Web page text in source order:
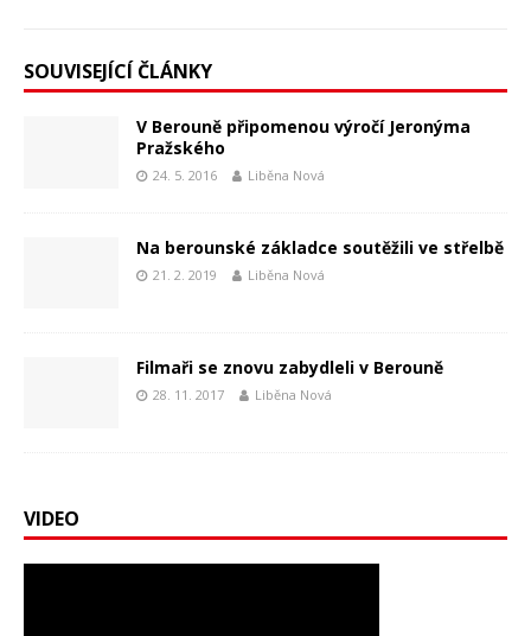
SOUVISEJÍCÍ ČLÁNKY
V Berouně připomenou výročí Jeronýma
Pražského
24. 5. 2016 Liběna Nová
Na berounské základce soutěžili ve střelbě
21. 2. 2019 Liběna Nová
Filmaři se znovu zabydleli v Berouně
28. 11. 2017 Liběna Nová
VIDEO